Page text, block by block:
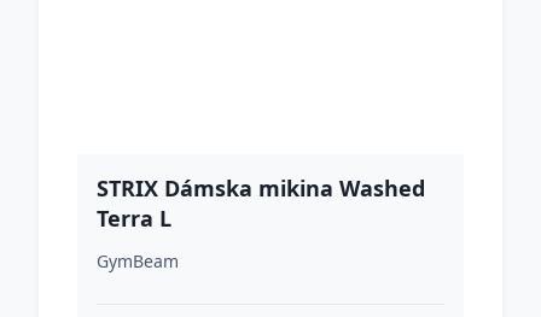
STRIX Dámska mikina Washed
Terra L
GymBeam